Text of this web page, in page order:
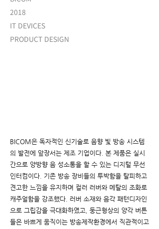
2018
IT DEVICES
PRODUCT DESIGN
BICOM은 독자적인 신기술로 음향 빛 방송 시스템
의 발전에 앞장서는 제조 기업이다. 본 제품은 실시
간으로 양방향 음 성소통을 할 수 있는 디지털 무선
인터컴이다. 기존 방송 장비들의 투박함을 탈피하고
견고한 느낌을 유지하며 컬러 러버와 메탈의 조화로
캐주얼함을 강조했다. 러버 소재와 음각 패턴디자인
으로 그립감을 극대화하였고, 둥근형상의 양각 버튼
들은 바쁘게 움직이는 방송제작환경에서 직관적이고